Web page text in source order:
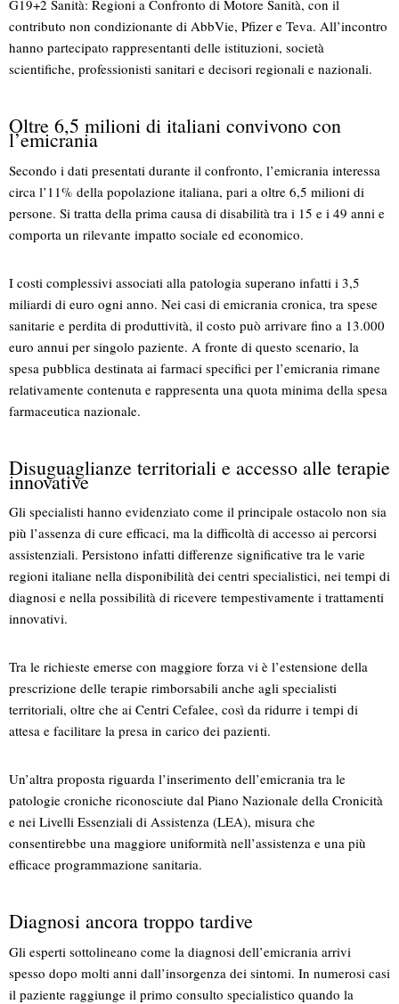
G19+2 Sanità: Regioni a Confronto di Motore Sanità, con il
contributo non condizionante di AbbVie, Pfizer e Teva. All’incontro
hanno partecipato rappresentanti delle istituzioni, società
scientifiche, professionisti sanitari e decisori regionali e nazionali.
Oltre 6,5 milioni di italiani convivono con
l’emicrania
Secondo i dati presentati durante il confronto, l’emicrania interessa
circa l’11% della popolazione italiana, pari a oltre 6,5 milioni di
persone. Si tratta della prima causa di disabilità tra i 15 e i 49 anni e
comporta un rilevante impatto sociale ed economico.
I costi complessivi associati alla patologia superano infatti i 3,5
miliardi di euro ogni anno. Nei casi di emicrania cronica, tra spese
sanitarie e perdita di produttività, il costo può arrivare fino a 13.000
euro annui per singolo paziente. A fronte di questo scenario, la
spesa pubblica destinata ai farmaci specifici per l’emicrania rimane
relativamente contenuta e rappresenta una quota minima della spesa
farmaceutica nazionale.
Disuguaglianze territoriali e accesso alle terapie
innovative
Gli specialisti hanno evidenziato come il principale ostacolo non sia
più l’assenza di cure efficaci, ma la difficoltà di accesso ai percorsi
assistenziali. Persistono infatti differenze significative tra le varie
regioni italiane nella disponibilità dei centri specialistici, nei tempi di
diagnosi e nella possibilità di ricevere tempestivamente i trattamenti
innovativi.
Tra le richieste emerse con maggiore forza vi è l’estensione della
prescrizione delle terapie rimborsabili anche agli specialisti
territoriali, oltre che ai Centri Cefalee, così da ridurre i tempi di
attesa e facilitare la presa in carico dei pazienti.
Un’altra proposta riguarda l’inserimento dell’emicrania tra le
patologie croniche riconosciute dal Piano Nazionale della Cronicità
e nei Livelli Essenziali di Assistenza (LEA), misura che
consentirebbe una maggiore uniformità nell’assistenza e una più
efficace programmazione sanitaria.
Diagnosi ancora troppo tardive
Gli esperti sottolineano come la diagnosi dell’emicrania arrivi
spesso dopo molti anni dall’insorgenza dei sintomi. In numerosi casi
il paziente raggiunge il primo consulto specialistico quando la